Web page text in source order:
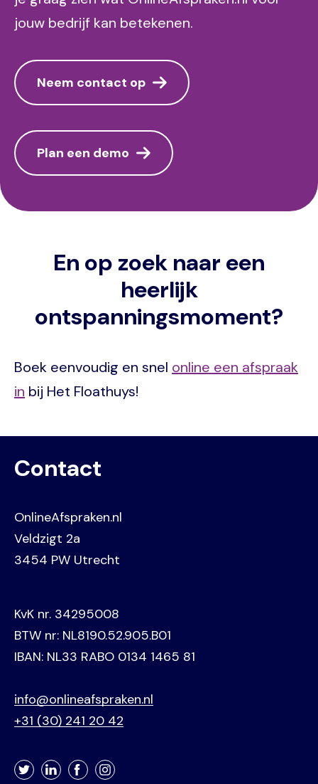
jouw bedrijf kan betekenen.
Neem contact op
Plan een demo
En op zoek naar een
heerlijk
ontspanningsmoment?
Boek eenvoudig en snel online een afspraak
in bij Het Floathuys!
Contact
OnlineAfspraken.nl
Veldzigt 2a
3454 PW Utrecht
KvK nr. 34295008
BTW nr: NL8190.52.905.B01
IBAN: NL33 RABO 0134 1465 81
info@onlineafspraken.nl
+31 (30) 241 20 42
TwitterLinkedInFacebookInstagram